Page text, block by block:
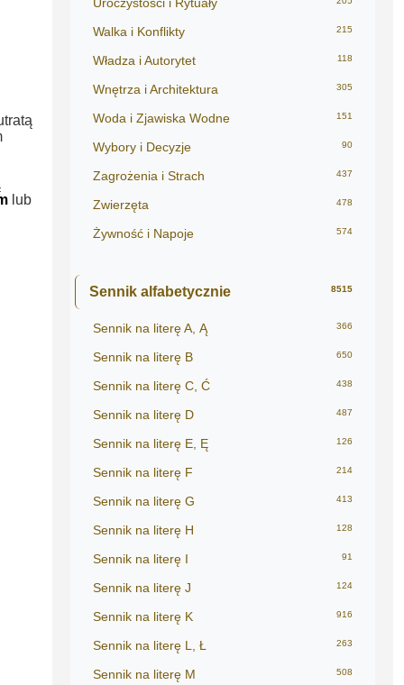
lub
Walka i Konflikty 215
Władza i Autorytet 118
Wnętrza i Architektura 305
Woda i Zjawiska Wodne 151
Wybory i Decyzje 90
Zagrożenia i Strach 437
Zwierzęta 478
Żywność i Napoje 574
Sennik alfabetycznie 8515
Sennik na literę A, Ą 366
Sennik na literę B 650
Sennik na literę C, Ć 438
Sennik na literę D 487
Sennik na literę E, Ę 126
Sennik na literę F 214
Sennik na literę G 413
Sennik na literę H 128
Sennik na literę I 91
Sennik na literę J 124
Sennik na literę K 916
Sennik na literę L, Ł 263
Sennik na literę M 508